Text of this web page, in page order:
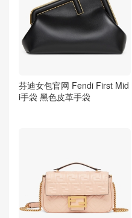
芬迪女包官网 Fendi First Mid
i手袋 黑色皮革手袋